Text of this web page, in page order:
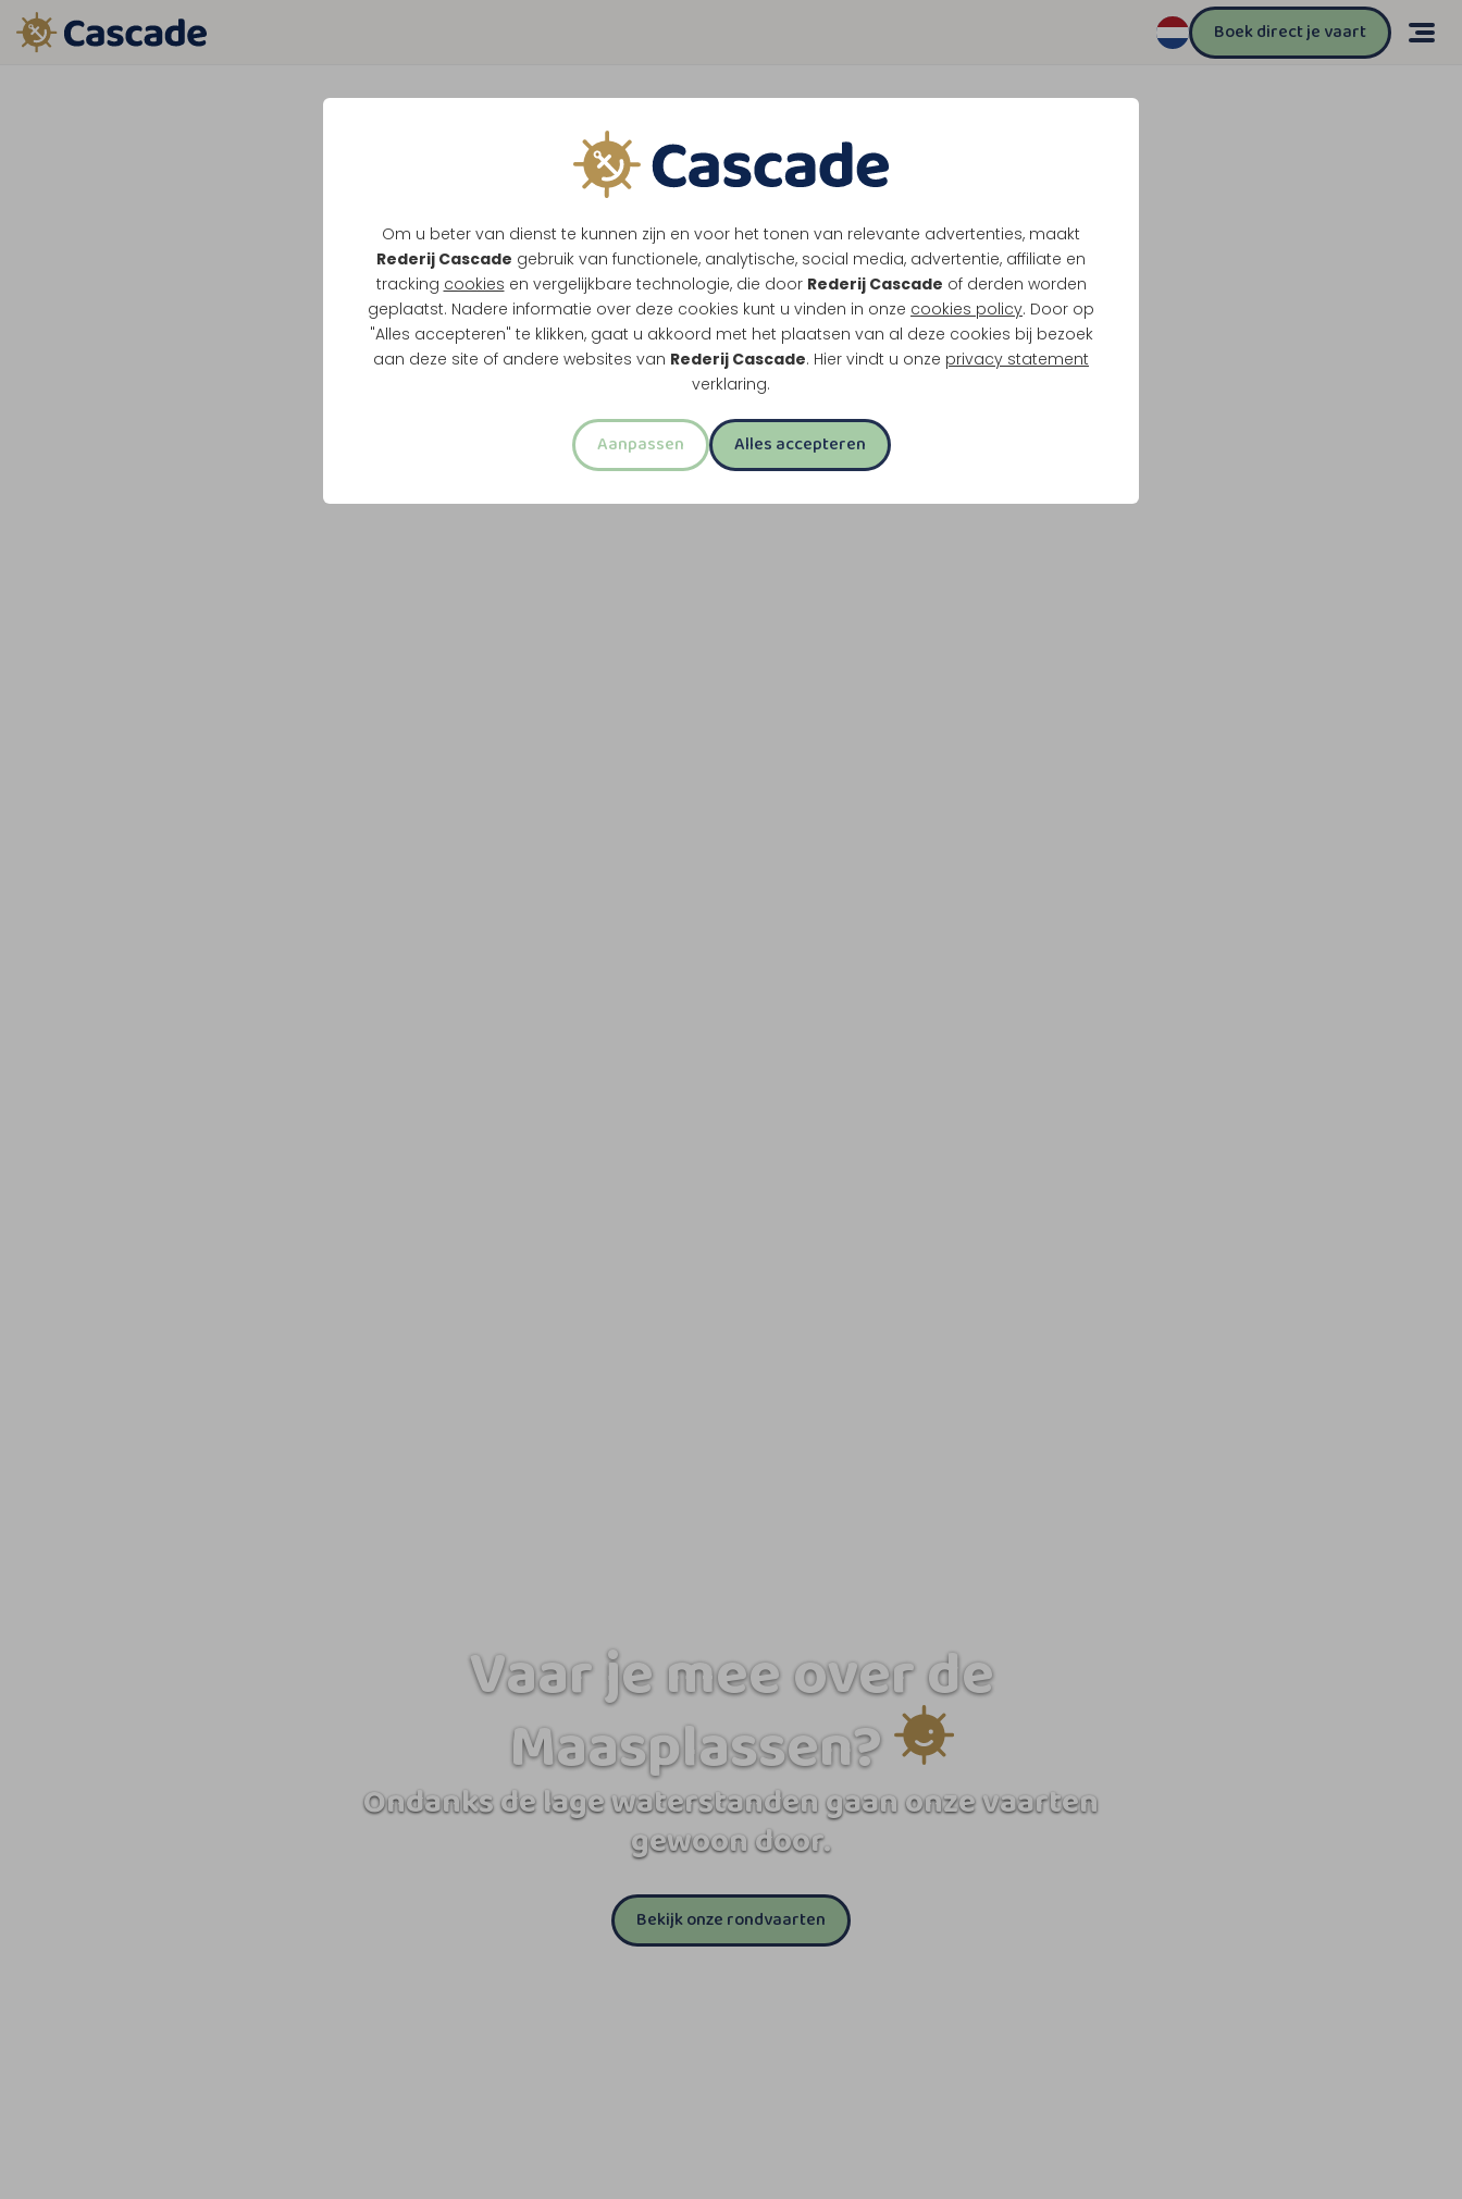
Om u beter van dienst te kunnen zijn en voor het tonen van relevante advertenties, maakt
Rederij Cascade gebruik van functionele, analytische, social media, advertentie, affiliate en
tracking cookies en vergelijkbare technologie, die door Rederij Cascade of derden worden
geplaatst. Nadere informatie over deze cookies kunt u vinden in onze cookies policy. Door op
"Alles accepteren" te klikken, gaat u akkoord met het plaatsen van al deze cookies bij bezoek
aan deze site of andere websites van Rederij Cascade. Hier vindt u onze privacy statement
verklaring.
Aanpassen Alles accepteren
Boek direct je vaart
Vaar je mee over de
Maasplassen?
Ondanks de lage waterstanden gaan onze vaarten
gewoon door.
Bekijk onze rondvaarten